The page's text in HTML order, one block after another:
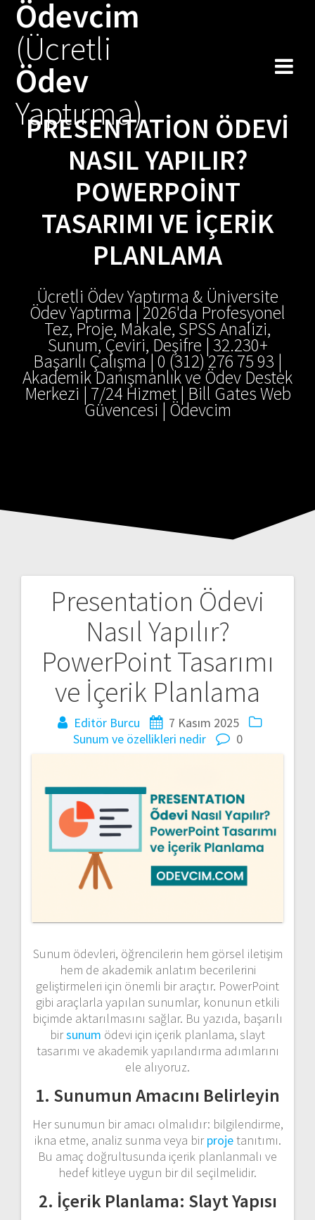
Ödevcim
(Ücretli
Ödev
Yaptırma)
PRESENTATION ÖDEVI
NASIL YAPILIR?
POWERPOINT
TASARIMI VE İÇERIK
PLANLAMA
Ücretli Ödev Yaptırma & Üniversite
Ödev Yaptırma | 2026'da Profesyonel
Tez, Proje, Makale, SPSS Analizi,
Sunum, Çeviri, Deşifre | 32.230+
Başarılı Çalışma | 0 (312) 276 75 93 |
Akademik Danışmanlık ve Ödev Destek
Merkezi | 7/24 Hizmet | Bill Gates Web
Güvencesi | Ödevcim
Presentation Ödevi
Nasıl Yapılır?
PowerPoint Tasarımı
ve İçerik Planlama
Editör Burcu
7 Kasım 2025
Sunum ve özellikleri nedir
0
Sunum ödevleri, öğrencilerin hem görsel iletişim
hem de akademik anlatım becerilerini
geliştirmeleri için önemli bir araçtır. PowerPoint
gibi araçlarla yapılan sunumlar, konunun etkili
biçimde aktarılmasını sağlar. Bu yazıda, başarılı
birsunum ödevi için içerik planlama, slayt
tasarımı ve akademik yapılandırma adımlarını
ele alıyoruz.
1. Sunumun Amacını Belirleyin
Her sunumun bir amacı olmalıdır: bilgilendirme,
ikna etme, analiz sunma veya birprojetanıtımı.
Bu amaç doğrultusunda içerik planlanmalı ve
hedef kitleye uygun bir dil seçilmelidir.
2. İçerik Planlama: Slayt Yapısı
Yazı
gezinmesi